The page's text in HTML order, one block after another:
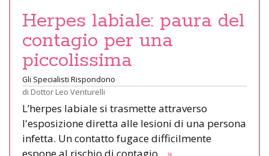
Herpes labiale: paura del
contagio per una
piccolissima
Gli Specialisti Rispondono
di Dottor Leo Venturelli
L’herpes labiale si trasmette attraverso
l'esposizione diretta alle lesioni di una persona
infetta. Un contatto fugace difficilmente